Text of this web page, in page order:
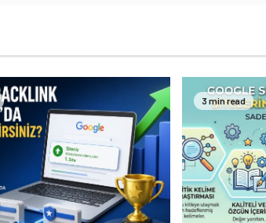
3 min read